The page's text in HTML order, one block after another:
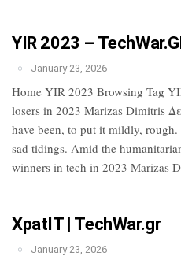
YIR 2023 –
January 23, 2026
Home YIR 2023 Browsing Tag
losers in 2023 Marizas Dimitris
have been, to put it mildly,
sad tidings. Amid the
winners in tech in 2023 Marizas
XpatIT | TechWar.gr
January 23, 2026